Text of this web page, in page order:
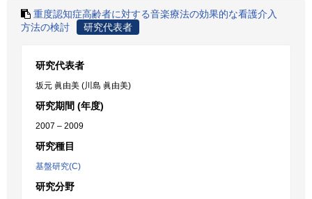
重度認知症高齢者に対する音楽療法の効果的な看護介入
方法の検討
研究代表者
研究代表者
坂元 眞由美 (川島 眞由美)
研究期間 (年度)
2007 – 2009
研究種目
基盤研究(C)
研究分野